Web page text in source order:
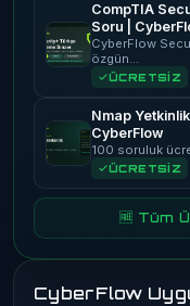
CompTIA
Soru |
CyberFlow
özgün…
ÜCRETSİZ
Nmap
CyberFlow
100 soruluk
ÜCRETSİZ
🆓 Tüm
CyberFlow